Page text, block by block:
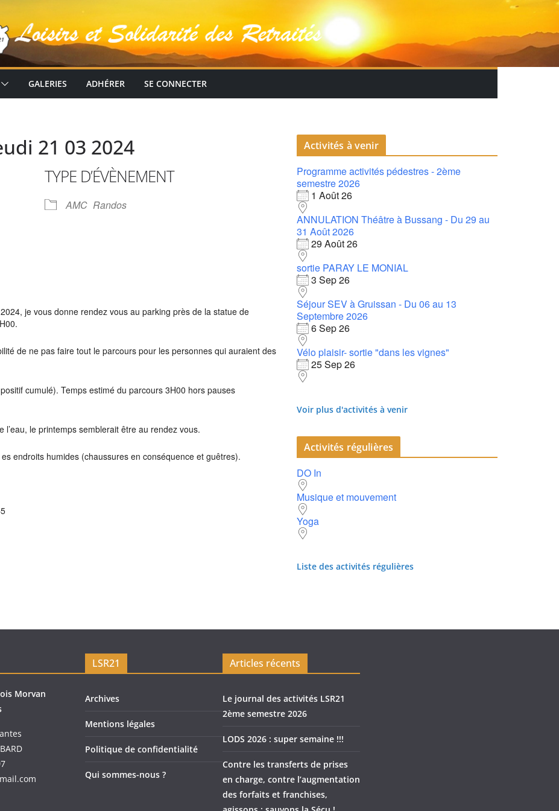
GALERIES ADHÉRER SE CONNECTER
21 03 2024
TYPE D’ÉVÈNEMENT
AMC Randos
je vous donne rendez vous au parking près de la statue de
de ne pas faire tout le parcours pour les personnes qui auraient des
cumulé). Temps estimé du parcours 3H00 hors pauses
le printemps semblerait être au rendez vous.
endroits humides (chaussures en conséquence et guêtres).
Activités à venir
Programme activités pédestres - 2ème
semestre 2026
1 Août 26
ANNULATION Théâtre à Bussang - Du 29 au
31 Août 2026
29 Août 26
sortie PARAY LE MONIAL
3 Sep 26
Séjour SEV à Gruissan - Du 06 au 13
Septembre 2026
6 Sep 26
Vélo plaisir- sortie "dans les vignes"
25 Sep 26
Voir plus d'activités à venir
Activités régulières
DO In
Musique et mouvement
Yoga
Liste des activités régulières
Morvan
LSR21
Archives
Mentions légales
Politique de confidentialité
Qui sommes-nous ?
Articles récents
Le journal des activités LSR21
2ème semestre 2026
LODS 2026 : super semaine !!!
Contre les transferts de prises
en charge, contre l’augmentation
des forfaits et franchises,